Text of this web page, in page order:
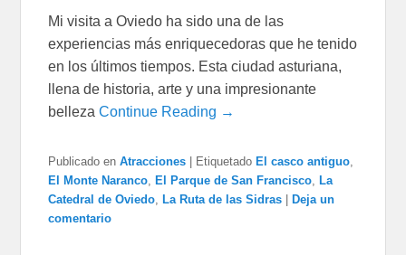
Mi visita a Oviedo ha sido una de las
experiencias más enriquecedoras que he tenido
en los últimos tiempos. Esta ciudad asturiana,
llena de historia, arte y una impresionante
bellezaContinue Reading →
Publicado en Atracciones Etiquetado El casco antiguo,
El Monte Naranco, El Parque de San Francisco, La
Catedral de Oviedo, La Ruta de las Sidras
Deja un
comentario